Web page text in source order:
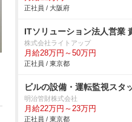
正社員 / 大阪府
ITソリューション法人営業
株式会社ライトアップ
月給28万円～50万円
正社員 / 東京都
ビルの設備・運転監視スタ
明治管財株式会社
月給22万円～23万円
正社員 / 東京都